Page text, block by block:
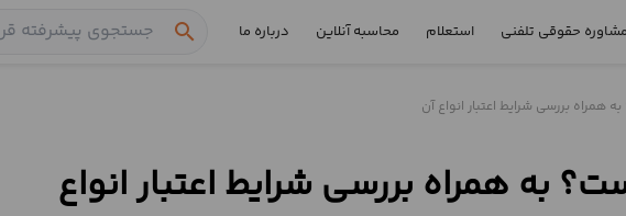
مشاوره حقوقی تلفنی استعلام محاسبه آنلاین درباره ما search
بررسی شرایط اعتبار انواع آن
به همراه بررسی شرایط اعتبار انواع